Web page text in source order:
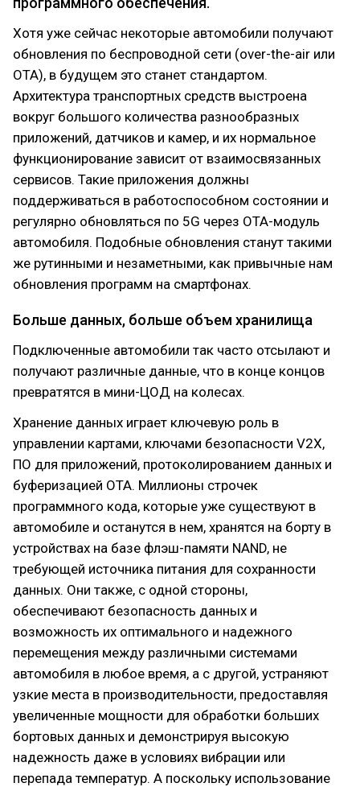
Хотя уже сейчас некоторые автомобили получают
обновления по беспроводной сети (over-the-air или
OTA), в будущем это станет стандартом.
Архитектура транспортных средств выстроена
вокруг большого количества разнообразных
приложений, датчиков и камер, и их нормальное
функционирование зависит от взаимосвязанных
сервисов. Такие приложения должны
поддерживаться в работоспособном состоянии и
регулярно обновляться по 5G через OTA-модуль
автомобиля. Подобные обновления станут такими
же рутинными и незаметными, как привычные нам
обновления программ на смартфонах.
Больше данных, больше объем хранилища
Подключенные автомобили так часто отсылают и
получают различные данные, что в конце концов
превратятся в мини-ЦОД на колесах.
Хранение данных играет ключевую роль в
управлении картами, ключами безопасности V2X,
ПО для приложений, протоколированием данных и
буферизацией OTA. Миллионы строчек
программного кода, которые уже существуют в
автомобиле и останутся в нем, хранятся на борту в
устройствах на базе флэш-памяти NAND, не
требующей источника питания для сохранности
данных. Они также, с одной стороны,
обеспечивают безопасность данных и
возможность их оптимального и надежного
перемещения между различными системами
автомобиля в любое время, а с другой, устраняют
узкие места в производительности, предоставляя
увеличенные мощности для обработки больших
бортовых данных и демонстрируя высокую
надежность даже в условиях вибрации или
перепада температур. А поскольку использование